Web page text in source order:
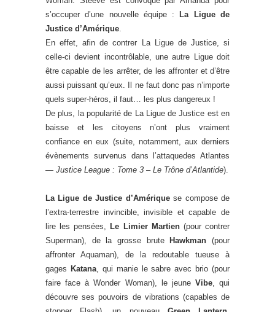
s’occuper d’une nouvelle équipe :
La Ligue de
Justice d’Amérique.
En effet, afin de contrer La Ligue de Justice, si
celle-ci devient incontrôlable, une autre Ligue doit
être capable de les arrêter, de les affronter et d’être
aussi puissant qu’eux. Il ne faut donc pas n’importe
quels super-héros, il faut… les plus dangereux !
De plus, la popularité de La Ligue de Justice est en
baisse et les citoyens n’ont plus vraiment
confiance en eux (suite, notamment, aux derniers
évènements survenus dans l’attaquedes Atlantes
— Justice League : Tome 3 – Le Trône d’Atlantide).
La Ligue de Justice d’Amériquese compose de
l’extra-terrestre invincible, invisible et capable de
lire les pensées, Le Limier Martien(pour contrer
Superman), de la grosse brute
Hawkman (pour
affronter Aquaman), de la redoutable tueuse à
gages Katana, qui manie le sabre avec brio (pour
faire face à Wonder Woman), le jeune Vibe, qui
découvre ses pouvoirs de vibrations (capables de